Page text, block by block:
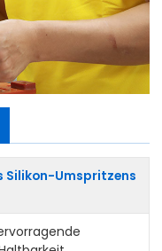
Silikon-Umspritzens